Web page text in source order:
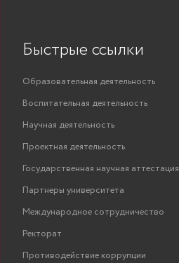
Быстрые ссылки
Образовательная деятельность
Воспитательная деятельность
Научная деятельность
Проектная деятельность
Государственная научная аттестация
Партнеры университета
Международное сотрудничество
Ректорат
Противодействие коррупции